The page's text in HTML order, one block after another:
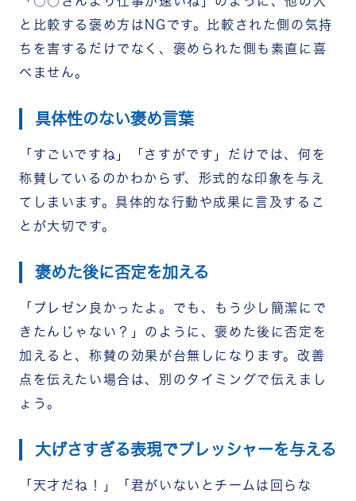
と比較する褒め方はNGです。比較された側の気持
ちを害するだけでなく、褒められた側も素直に喜
べません。
具体性のない褒め言葉
「すごいですね」「さすがです」だけでは、何を
称賛しているのかわからず、形式的な印象を与え
てしまいます。具体的な行動や成果に言及するこ
とが大切です。
褒めた後に否定を加える
「プレゼン良かったよ。でも、もう少し簡潔にで
きたんじゃない？」のように、褒めた後に否定を
加えると、称賛の効果が台無しになります。改善
点を伝えたい場合は、別のタイミングで伝えまし
ょう。
大げさすぎる表現でプレッシャーを与える
「天才だね！」「君がいないとチームは回らな